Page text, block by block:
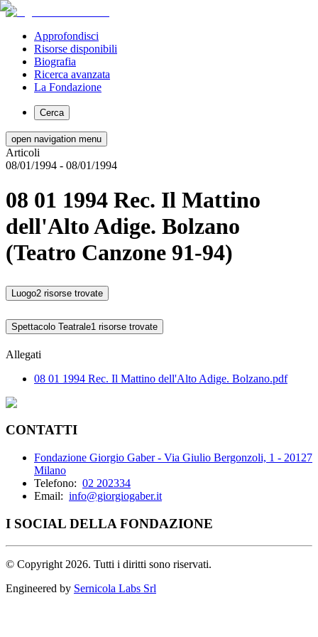
Approfondisci
Risorse disponibili
Biografia
Ricerca avanzata
La Fondazione
Cerca
open navigation menu
Articoli
08/01/1994 - 08/01/1994
08 01 1994 Rec. Il Mattino
dell'Alto Adige. Bolzano
(Teatro Canzone 91-94)
Luogo2 risorse trovate
Spettacolo Teatrale1 risorse trovate
Allegati
08 01 1994 Rec. Il Mattino dell'Alto Adige. Bolzano.pdf
CONTATTI
Fondazione Giorgio Gaber - Via Giulio Bergonzoli, 1 - 20127
Milano
Telefono: 02 202334
Email: info@giorgiogaber.it
I SOCIAL DELLA FONDAZIONE
© Copyright 2026. Tutti i diritti sono riservati.
Engineered by Sernicola Labs Srl